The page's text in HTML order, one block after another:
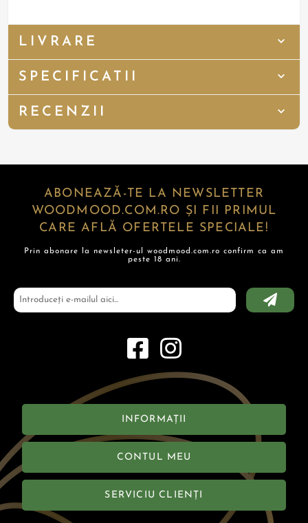
LIVRARE
SPECIFICATII
RECENZII
ABONEAZĂ-TE LA NEWSLETTER
WOODMOOD.COM.RO ȘI FII PRIMUL
CARE AFLĂ OFERTELE SPECIALE!
Prin abonare la newsleter-ul woodmood.com.ro confirm ca am
peste 18 ani.
INFORMAȚII
CONTUL MEU
SERVICIU CLIENȚI